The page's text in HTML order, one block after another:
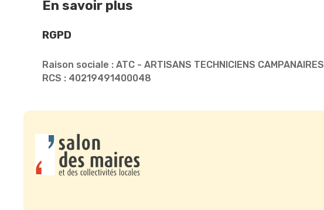
En savoir plus
RGPD
Raison sociale : ATC - ARTISANS TECHNICIENS CAMPANAIRES
RCS : 40219491400048